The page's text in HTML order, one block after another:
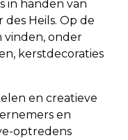
in handen van
Heils. Op de
vinden, onder
kerstdecoraties
en creatieve
en
optredens